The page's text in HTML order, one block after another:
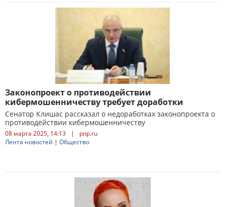
Законопроект о противодействии
кибермошенничеству требует доработки
Сенатор Клишас рассказал о недоработках законопроекта о
противодействии кибермошенничеству
08 марта 2025, 14:13 |
pnp.ru
Лента новостей | Общество